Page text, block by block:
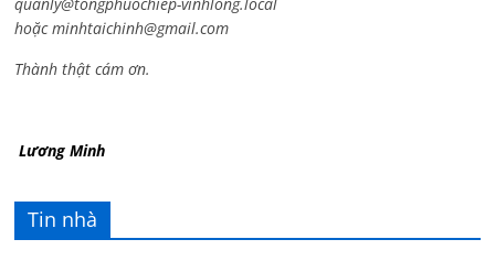
hoặcminhtaichinh@gmail.com
Thành thật cám ơn.
Lương Minh
Tin nhà